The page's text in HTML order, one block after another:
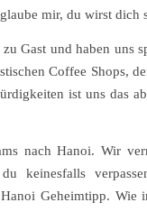
mir, du wirst dich
Gast und haben uns
Coffee Shops,
ist uns das
nach Hanoi. Wir
keinesfalls
Geheimtipp.